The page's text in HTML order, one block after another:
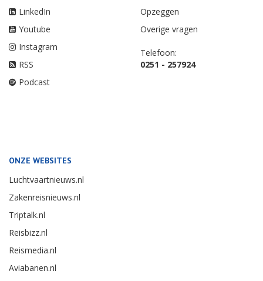
LinkedIn
Youtube
Instagram
RSS
Podcast
Opzeggen
Overige vragen
Telefoon:
0251 - 257924
ONZE WEBSITES
Luchtvaartnieuws.nl
Zakenreisnieuws.nl
Triptalk.nl
Reisbizz.nl
Reismedia.nl
Aviabanen.nl